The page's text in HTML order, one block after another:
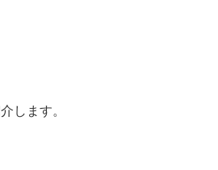
します。